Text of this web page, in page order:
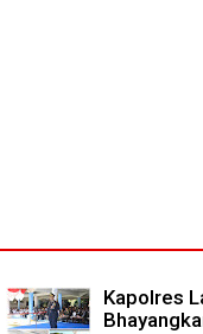
Kapolres